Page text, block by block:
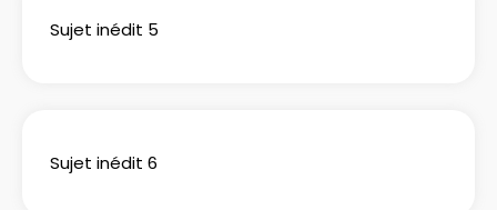
Sujet inédit 5
Sujet inédit 6